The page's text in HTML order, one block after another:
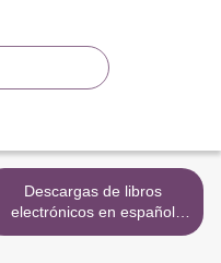
Descargas de libros
electrónicos en español
gratis LA OCTAVA VIDA